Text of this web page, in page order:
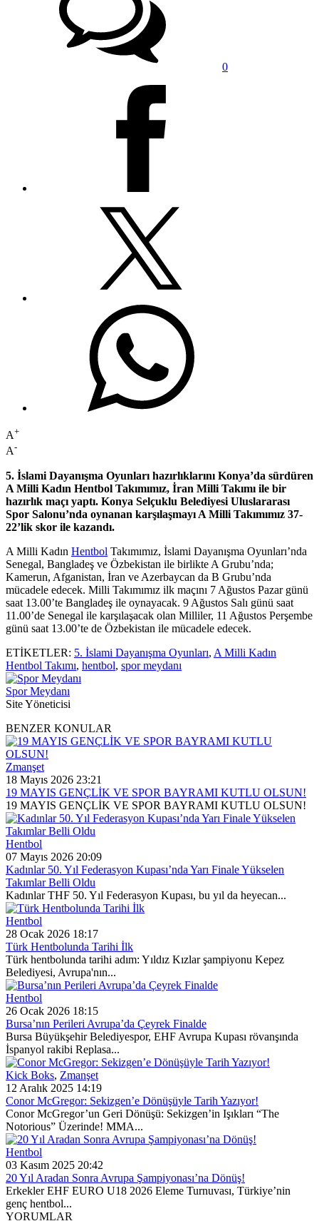
0
A+
A-
5. İslami Dayanışma Oyunları hazırlıklarını Konya’da sürdüren
A Milli Kadın Hentbol Takımımız, İran Milli Takımı ile bir
hazırlık maçı yaptı. Konya Selçuklu Belediyesi Uluslararası
Spor Salonu’nda oynanan karşılaşmayı A Milli Takımımız 37-
22’lik skor ile kazandı.
A Milli Kadın Hentbol Takımımız, İslami Dayanışma Oyunları’nda
Senegal, Bangladeş ve Özbekistan ile birlikte A Grubu’nda;
Kamerun, Afganistan, İran ve Azerbaycan da B Grubu’nda
mücadele edecek. Milli Takımımız ilk maçını 7 Ağustos Pazar günü
saat 13.00’te Bangladeş ile oynayacak. 9 Ağustos Salı günü saat
11.00’de Senegal ile karşılaşacak olan Milliler, 11 Ağustos Perşembe
günü saat 13.00’te de Özbekistan ile mücadele edecek.
ETİKETLER: 5. İslami Dayanışma Oyunları, A Milli Kadın
Hentbol Takımı, hentbol, spor meydanı
Spor Meydanı
Site Yöneticisi
BENZER KONULAR
Zmanşet
18 Mayıs 2026 23:21
19 MAYIS GENÇLİK VE SPOR BAYRAMI KUTLU OLSUN!
19 MAYIS GENÇLİK VE SPOR BAYRAMI KUTLU OLSUN!
Hentbol
07 Mayıs 2026 20:09
Kadınlar 50. Yıl Federasyon Kupası’nda Yarı Finale Yükselen
Takımlar Belli Oldu
Kadınlar THF 50. Yıl Federasyon Kupası, bu yıl da heyecan...
Hentbol
28 Ocak 2026 18:17
Türk Hentbolunda Tarihi İlk
Türk hentbolunda tarihi adım: Yıldız Kızlar şampiyonu Kepez
Belediyesi, Avrupa'nın...
Hentbol
26 Ocak 2026 18:15
Bursa’nın Perileri Avrupa’da Çeyrek Finalde
Bursa Büyükşehir Belediyespor, EHF Avrupa Kupası rövanşında
İspanyol rakibi Replasa...
Kick Boks, Zmanşet
12 Aralık 2025 14:19
Conor McGregor: Sekizgen’e Dönüşüyle Tarih Yazıyor!
Conor McGregor’un Geri Dönüşü: Sekizgen’in Işıkları “The
Notorious” Üzerinde! MMA...
Hentbol
03 Kasım 2025 20:42
20 Yıl Aradan Sonra Avrupa Şampiyonası’na Dönüş!
Erkekler EHF EURO U18 2026 Eleme Turnuvası, Türkiye’nin
genç hentbol...
YORUMLAR